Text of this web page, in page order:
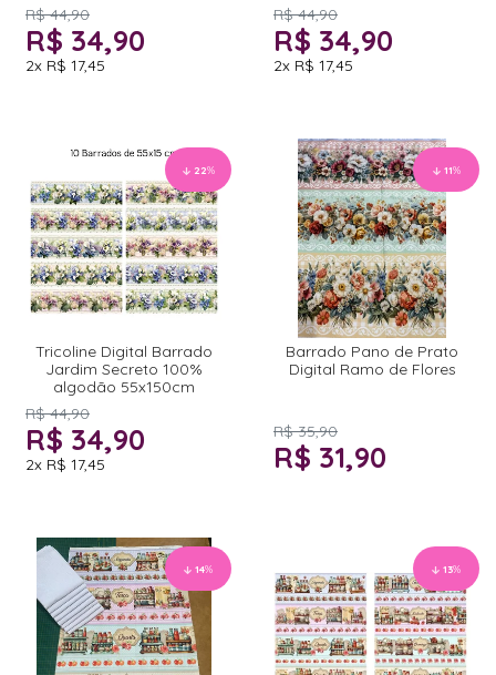
R$ 44,90
R$ 34,90
2x R$ 17,45
R$ 44,90
R$ 34,90
2x R$ 17,45
22%
Tricoline Digital Barrado
Jardim Secreto 100%
algodão 55x150cm
R$ 44,90
R$ 34,90
2x R$ 17,45
11%
Barrado Pano de Prato
Digital Ramo de Flores
R$ 35,90
R$ 31,90
14% 13%